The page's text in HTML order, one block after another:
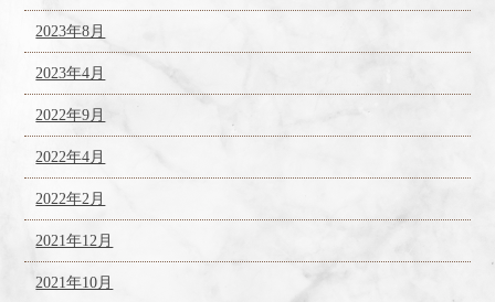
2023年8月
2023年4月
2022年9月
2022年4月
2022年2月
2021年12月
2021年10月